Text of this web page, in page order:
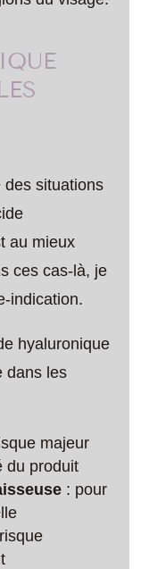
des situations
au mieux
ces cas-là, je
indication.
hyaluronique
dans les
majeur
du produit
: pour